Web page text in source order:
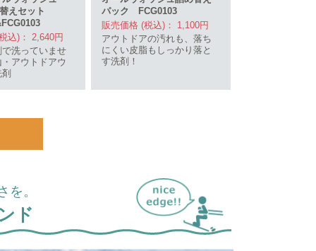
えセット
込)： 2,640円
洗っていませ
アウトドアウ
パック FCG0103
販売価格 (税込)： 1,100円
アウトドアの汚れも、落ち
にくい皮脂もしっかり落と
す洗剤！
を。
ド